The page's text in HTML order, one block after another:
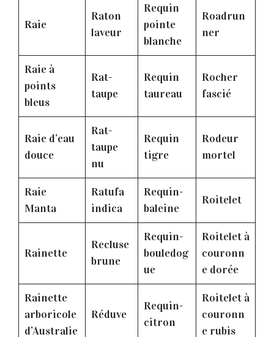
Raie
Raton
laveur
Requin
pointe
blanche
Roadrun
ner
Raie à
points
bleus
Rat-
taupe
Requin
taureau
Rocher
fascié
Raie d’eau
douce
Rat-
taupe
nu
Requin
tigre
Rodeur
mortel
Raie
Manta
Ratufa
indica
Requin-
baleine
Roitelet
Rainette
Recluse
brune
Requin-
bouledog
ue
Roitelet à
couronn
e dorée
Rainette
arboricole
d’Australie
Réduve
Requin-
citron
Roitelet à
couronn
e rubis